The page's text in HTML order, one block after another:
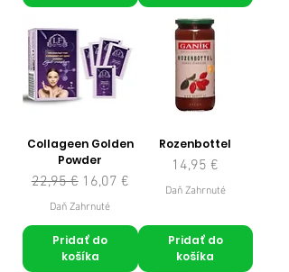
Collageen Golden
Powder
Normálna cena
22,95 € Zľavnená cena
16,07 €
Daň Zahrnuté
Pridať do
košíka
Rozenbottel
Cena
14,95 €
Daň Zahrnuté
Pridať do
košíka